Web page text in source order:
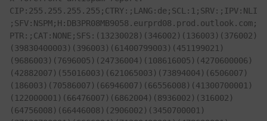
CIP:255.255.255.255;CTRY:;LANG:de;SCL:1;SRV:;IPV:NLI
;SFV:NSPM;H:DB3PR08MB9058.eurprd08.prod.outlook.com;
PTR:;CAT:NONE;SFS:(13230028)(346002)(136003)(376002)
(39830400003)(396003)(61400799003)(451199021)
(9686003)(7696005)(24736004)(108616005)(4270600006)
(42882007)(55016003)(621065003)(73894004)(6506007)
(186003)(70586007)(66946007)(66556008)(41300700001)
(122000001)(66476007)(6862004)(8936002)(316002)
(64756008)(66446008)(2906002)(3450700001)